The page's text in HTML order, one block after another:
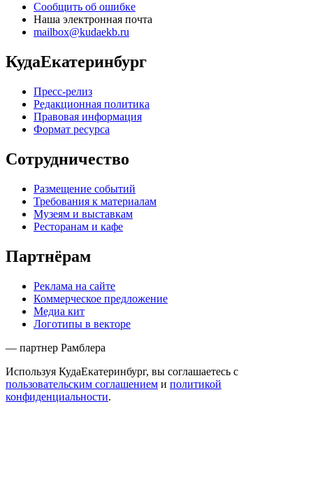
Сообщить об ошибке
Наша электронная почта
mailbox@kudaekb.ru
КудаЕкатеринбург
Пресс-релиз
Редакционная политика
Правовая информация
Формат ресурса
Сотрудничество
Размещение событий
Требования к материалам
Музеям и выставкам
Ресторанам и кафе
Партнёрам
Реклама на сайте
Коммерческое предложение
Медиа кит
Логотипы в векторе
— партнер Рамблера
Используя КудаЕкатеринбург, вы соглашаетесь с
пользовательским соглашением и политикой
конфиденциальности.